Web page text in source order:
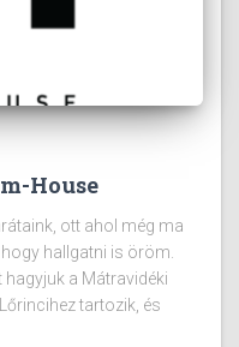
House
ott ahol még ma
hogy hallgatni is öröm.
hagyjuk a Mátravidéki
tartozik, és